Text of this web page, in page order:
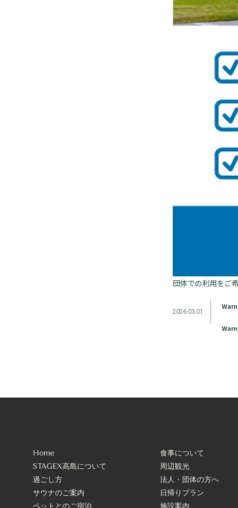
団体での利用をご
2026.03.01
Home
STAGEX高島について
過ごし方
サウナのご案内
ペットとのご宿泊
食事について
周辺観光
法人・団体の方へ
日帰りプラン
施設案内